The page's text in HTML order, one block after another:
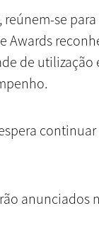
se
Awards
de utilização
continuar
anunciados